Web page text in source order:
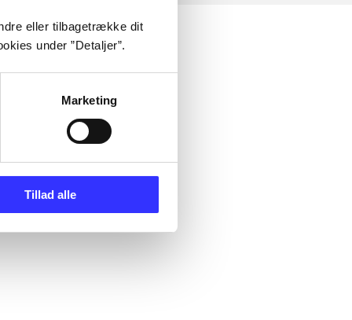
eller tilbagetrække dit
under ”Detaljer”.
Marketing
Tillad alle